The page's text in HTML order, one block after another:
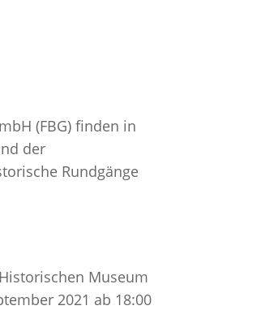
(FBG) finden in
der
Rundgänge
Museum
2021 ab 18:00